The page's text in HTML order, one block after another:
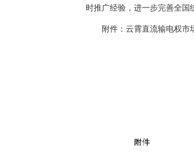
时推广经验，进一步完善全国
附件：云霄直流输电权市场